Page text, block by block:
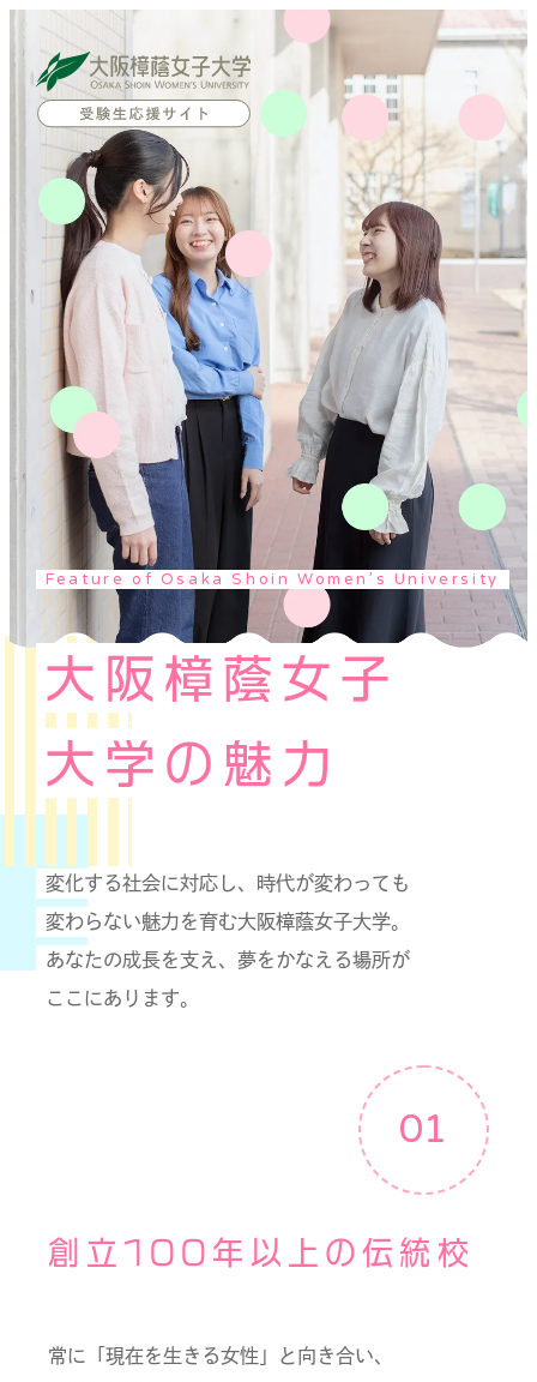
Feature of Osaka Shoin Women’s University
大阪樟蔭女子
大学の魅力
変化する社会に対応し、時代が変わっても
変わらない魅力を育む大阪樟蔭女子大学。
あなたの成長を支え、夢をかなえる場所が
ここにあります。
01
創立100年以上の伝統校
常に「現在を生きる女性」と向き合い、